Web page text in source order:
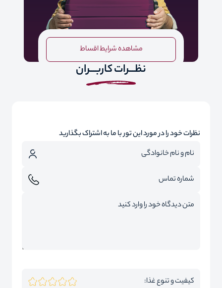
مشاهده شرایط اقساط
نظـــرات کاربـــران
نظرات خود را در مورد این تور با ما به اشتراک بگذارید
کیفیت و تنوع غذا: